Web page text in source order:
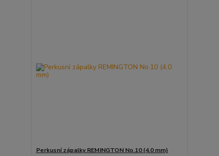
Perkusní zápalky REMINGTON No.10 (4.0 mm)